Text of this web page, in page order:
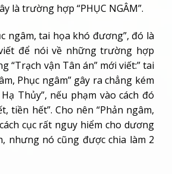
là trường hợp “PHỤC NGÂM”.
ngâm, tai họa khó đương”, đó là
để nói về những trường hợp
“Trạch vận Tân án” mới viết:” tai
Phục ngâm” gây ra chẳng kém
Thủy”, nếu phạm vào cách đó
tiền hết”. Cho nên “Phản ngâm,
cục rất nguy hiểm cho dương
nhưng nó cũng được chia làm 2